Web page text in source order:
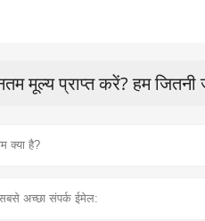
मूल्य प्राप्त करें? हम